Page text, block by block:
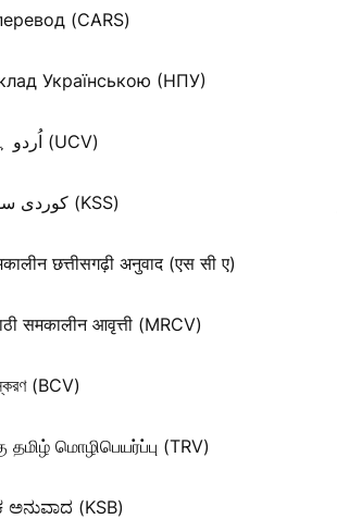
(CARS)
Українською (НПУ)
اُردو ہم عصر ترجُمہ (UCV)
كوردی سۆرانی ستانده‌رد (KSS)
छत्तीसगढ़ी अनुवाद (एस सी ए)
समकालीन आवृत्ती (MRCV)
(BCV)
மொழிபெயர்ப்பு (TRV)
ಅನುವಾದ (KSB)